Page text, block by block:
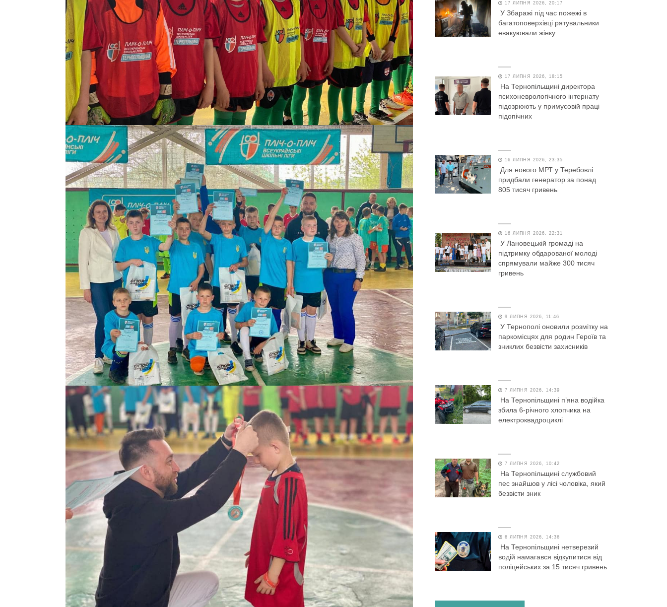
17 ЛИПНЯ 2026, 20:17
У Збаражі під час пожежі в
багатоповерхівці рятувальники
евакуювали жінку
17 ЛИПНЯ 2026, 18:15
На Тернопільщині директора
психоневрологічного інтернату
підозрюють у примусовій праці
підопічних
16 ЛИПНЯ 2026, 23:35
Для нового МРТ у Теребовлі
придбали генератор за понад
805 тисяч гривень
16 ЛИПНЯ 2026, 22:31
У Лановецькій громаді на
підтримку обдарованої молоді
спрямували майже 300 тисяч
гривень
9 ЛИПНЯ 2026, 11:46
У Тернополі оновили розмітку на
паркомісцях для родин Героїв та
зниклих безвісти захисників
7 ЛИПНЯ 2026, 14:39
На Тернопільщині п’яна водійка
збила 6-річного хлопчика на
електроквадроциклі
7 ЛИПНЯ 2026, 10:42
На Тернопільщині службовий
пес знайшов у лісі чоловіка, який
безвісти зник
6 ЛИПНЯ 2026, 14:36
На Тернопільщині нетверезий
водій намагався відкупитися від
поліцейських за 15 тисяч гривень